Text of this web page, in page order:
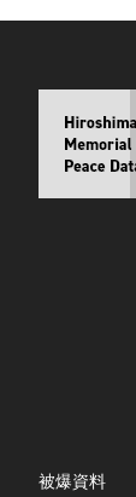
被爆資料